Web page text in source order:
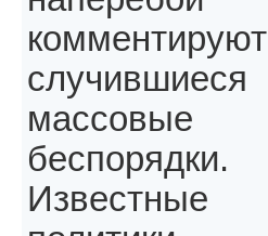
комментируют
случившиеся
массовые
беспорядки.
Известные